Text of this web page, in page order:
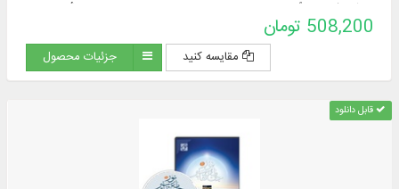
508,200 تومان
مقایسه کنید جزئیات محصول
قابل دانلود